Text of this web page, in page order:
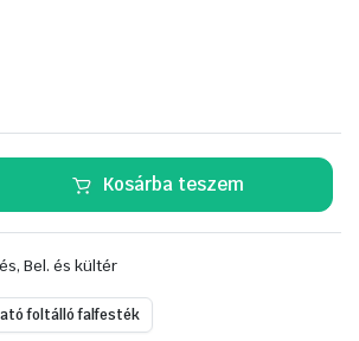
Kosárba teszem
Bel. és kültér
foltálló falfesték